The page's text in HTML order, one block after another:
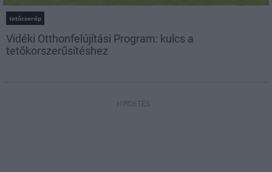
tetőcserép
Vidéki Otthonfelújítási Program: kulcs a
tetőkorszerűsítéshez
HIRDETÉS